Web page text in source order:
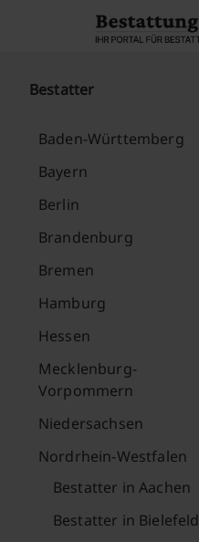
Bestatter
Baden-Württemberg
Bayern
Berlin
Brandenburg
Bremen
Hamburg
Hessen
Mecklenburg-
Vorpommern
Niedersachsen
Nordrhein-Westfalen
Bestatter in Aachen
Bestatter in Bielefeld